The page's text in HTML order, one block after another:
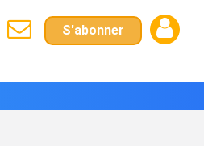
S'abonner